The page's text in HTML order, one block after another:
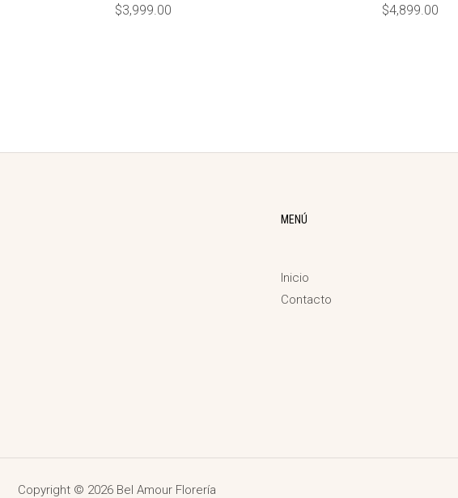
$3,999.00 $4,899.00
MENÚ
Inicio
Contacto
Copyright © 2026 Bel Amour Florería